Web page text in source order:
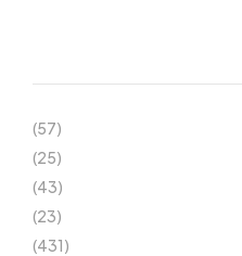
(57)
(25)
(43)
(23)
(431)